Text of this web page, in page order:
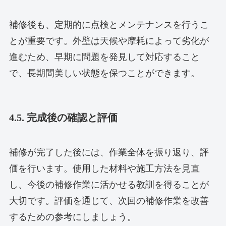
補修後も、定期的に点検とメンテナンスを行うこ
とが重要です。外壁は天候や摩耗によって劣化が
進むため、早期に問題を発見して対応すること
で、長期間美しい状態を保つことができます。
4.5. 完成後の確認と評価
補修が完了した後には、作業全体を振り返り、評
価を行います。使用した材料や施工方法を見直
し、今後の補修作業に活かせる教訓を得ることが
大切です。評価を通じて、次回の補修作業を改善
するための参考にしましょう。